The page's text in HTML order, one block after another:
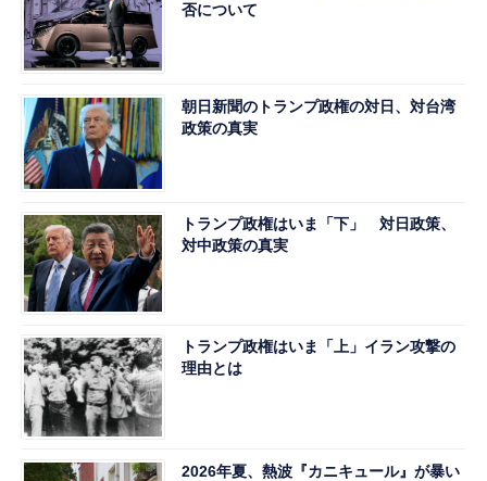
否について
朝日新聞のトランプ政権の対日、対台湾
政策の真実
トランプ政権はいま「下」 対日政策、
対中政策の真実
トランプ政権はいま「上」イラン攻撃の
理由とは
2026年夏、熱波『カニキュール』が暴い